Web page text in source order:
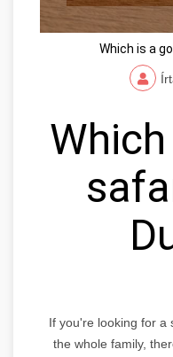
Which is a
If you're looking for a
the whole family,